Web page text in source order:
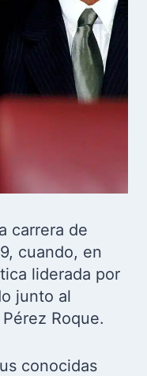
carrera de
cuando, en
liderada por
junto al
Roque.
conocidas